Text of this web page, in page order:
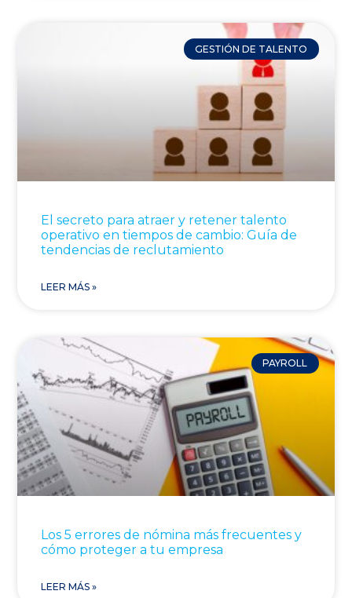
GESTIÓN DE TALENTO
El secreto para atraer y retener talento
operativo en tiempos de cambio: Guía de
tendencias de reclutamiento
LEER MÁS »
PAYROLL
Los 5 errores de nómina más frecuentes y
cómo proteger a tu empresa
LEER MÁS »